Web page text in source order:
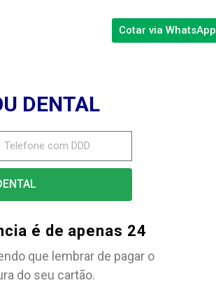
Cotar via WhatsApp
DENTAL
é de apenas 24
que lembrar de pagar o
do seu cartão.